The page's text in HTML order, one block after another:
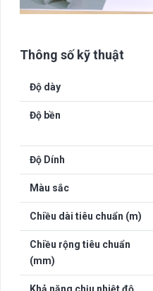
Thông số kỹ thuật
Độ dày
Độ bền
Độ Dính
Màu sắc
Chiều dài tiêu chuẩn (m)
Chiều rộng tiêu chuẩn
(mm)